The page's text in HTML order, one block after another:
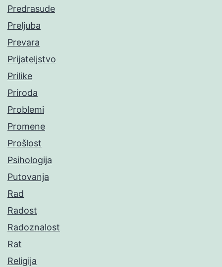
Predrasude
Preljuba
Prevara
Prijateljstvo
Prilike
Priroda
Problemi
Promene
Prošlost
Psihologija
Putovanja
Rad
Radost
Radoznalost
Rat
Religija